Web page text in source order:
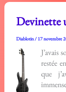
Devinette
Diablotin/ 17 novembre
J’avais
restée
que